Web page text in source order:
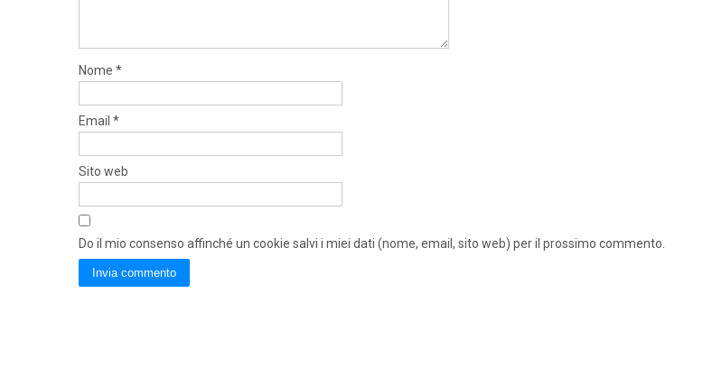
Nome *
Email *
Sito web
Do il mio consenso affinché un cookie salvi i miei dati (nome, email, sito web) per il prossimo commento.